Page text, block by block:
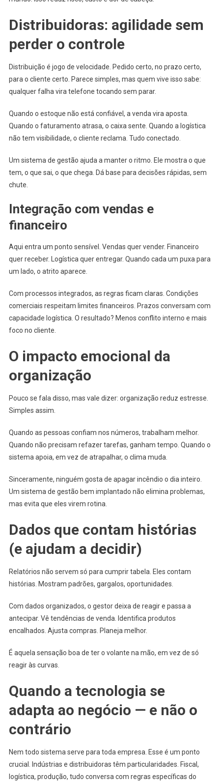
Distribuidoras: agilidade sem
perder o controle
Distribuição é jogo de velocidade. Pedido certo, no prazo certo,
para o cliente certo. Parece simples, mas quem vive isso sabe:
qualquer falha vira telefone tocando sem parar.
Quando o estoque não está confiável, a venda vira aposta.
Quando o faturamento atrasa, o caixa sente. Quando a logística
não tem visibilidade, o cliente reclama. Tudo conectado.
Um sistema de gestão ajuda a manter o ritmo. Ele mostra o que
tem, o que sai, o que chega. Dá base para decisões rápidas, sem
chute.
Integração com vendas e
financeiro
Aqui entra um ponto sensível. Vendas quer vender. Financeiro
quer receber. Logística quer entregar. Quando cada um puxa para
um lado, o atrito aparece.
Com processos integrados, as regras ficam claras. Condições
comerciais respeitam limites financeiros. Prazos conversam com
capacidade logística. O resultado? Menos conflito interno e mais
foco no cliente.
O impacto emocional da
organização
Pouco se fala disso, mas vale dizer: organização reduz estresse.
Simples assim.
Quando as pessoas confiam nos números, trabalham melhor.
Quando não precisam refazer tarefas, ganham tempo. Quando o
sistema apoia, em vez de atrapalhar, o clima muda.
Sinceramente, ninguém gosta de apagar incêndio o dia inteiro.
Um sistema de gestão bem implantado não elimina problemas,
mas evita que eles virem rotina.
Dados que contam histórias
(e ajudam a decidir)
Relatórios não servem só para cumprir tabela. Eles contam
histórias. Mostram padrões, gargalos, oportunidades.
Com dados organizados, o gestor deixa de reagir e passa a
antecipar. Vê tendências de venda. Identifica produtos
encalhados. Ajusta compras. Planeja melhor.
É aquela sensação boa de ter o volante na mão, em vez de só
reagir às curvas.
Quando a tecnologia se
adapta ao negócio — e não o
contrário
Nem todo sistema serve para toda empresa. Esse é um ponto
crucial. Indústrias e distribuidoras têm particularidades. Fiscal,
logística, produção, tudo conversa com regras específicas do